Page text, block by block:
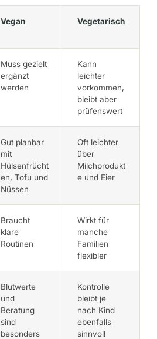
Vegan Vegetarisch
Muss gezielt
ergänzt
werden
Kann
leichter
vorkommen,
bleibt aber
prüfenswert
Gut planbar
mit
Hülsenfrücht
en, Tofu und
Nüssen
Oft leichter
über
Milchprodukt
e und Eier
Braucht
klare
Routinen
Wirkt für
manche
Familien
flexibler
Blutwerte
und
Beratung
sind
besonders
Kontrolle
bleibt je
nach Kind
ebenfalls
sinnvoll